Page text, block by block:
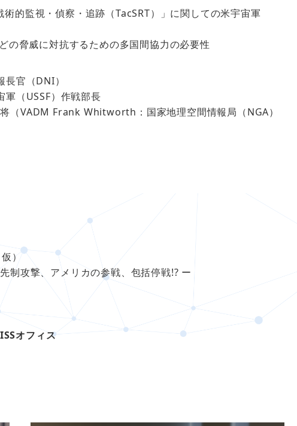
的監視・偵察・追跡（TacSRT）」に関しての米宇宙軍
脅威に対抗するための多国間協力の必要性
官（DNI）
（USSF）作戦部長
（VADM Frank Whitworth：国家地理空間情報局（NGA）
）
撃、アメリカの参戦、包括停戦!? ー
オフィス